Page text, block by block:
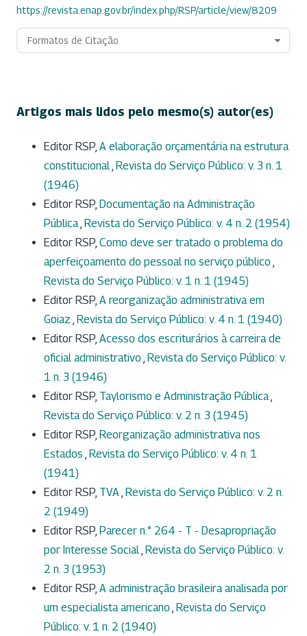
https://revista.enap.gov.br/index.php/RSP/article/view/8209
Formatos de Citação
Artigos mais lidos pelo mesmo(s) autor(es)
Editor RSP, A elaboração orçamentária na estrutura
constitucional, Revista do Serviço Público: v. 3 n. 1
(1946)
Editor RSP, Documentação na Administração
Pública, Revista do Serviço Público: v. 4 n. 2 (1954)
Editor RSP, Como deve ser tratado o problema do
aperfeiçoamento do pessoal no serviço público ,
Revista do Serviço Público: v. 1 n. 1 (1945)
Editor RSP, A reorganização administrativa em
Goiaz , Revista do Serviço Público: v. 4 n. 1 (1940)
Editor RSP, Acesso dos escriturários à carreira de
oficial administrativo , Revista do Serviço Público: v.
1 n. 3 (1946)
Editor RSP, Taylorismo e Administração Pública,
Revista do Serviço Público: v. 2 n. 3 (1945)
Editor RSP, Reorganização administrativa nos
Estados , Revista do Serviço Público: v. 4 n. 1
(1941)
Editor RSP, TVA, Revista do Serviço Público: v. 2 n.
2 (1949)
Editor RSP, Parecer n.° 264 - T - Desapropriação
por Interesse Social, Revista do Serviço Público: v.
2 n. 3 (1953)
Editor RSP, A administração brasileira analisada por
um especialista americano , Revista do Serviço
Público: v. 1 n. 2 (1940)